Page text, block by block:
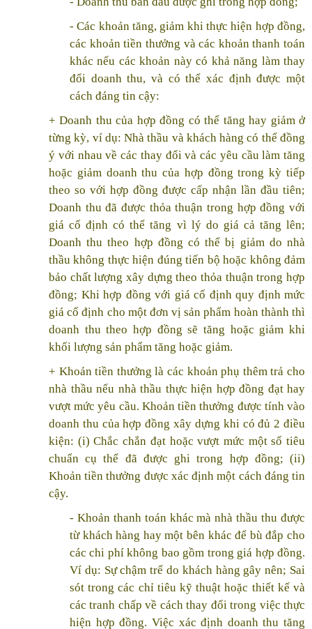
- Các khoản tăng, giảm khi thực hiện hợp đồng,
các khoản tiền thưởng và các khoản thanh toán
khác nếu các khoản này có khả năng làm thay
đổi doanh thu, và có thể xác định được một
cách đáng tin cậy:
+ Doanh thu của hợp đồng có thể tăng hay giảm ở
từng kỳ, ví dụ: Nhà thầu và khách hàng có thể đồng
ý với nhau về các thay đổi và các yêu cầu làm tăng
hoặc giảm doanh thu của hợp đồng trong kỳ tiếp
theo so với hợp đồng được cấp nhận lần đầu tiên;
Doanh thu đã được thỏa thuận trong hợp đồng với
giá cố định có thể tăng vì lý do giá cả tăng lên;
Doanh thu theo hợp đồng có thể bị giảm do nhà
thầu không thực hiện đúng tiến bộ hoặc không đảm
bảo chất lượng xây dựng theo thỏa thuận trong hợp
đồng; Khi hợp đồng với giá cố định quy định mức
giá cố định cho một đơn vị sản phẩm hoàn thành thì
doanh thu theo hợp đồng sẽ tăng hoặc giảm khi
khối lượng sản phẩm tăng hoặc giảm.
+ Khoản tiền thưởng là các khoản phụ thêm trả cho
nhà thầu nếu nhà thầu thực hiện hợp đồng đạt hay
vượt mức yêu cầu. Khoản tiền thưởng được tính vào
doanh thu của hợp đồng xây dựng khi có đủ 2 điều
kiện: (i) Chắc chắn đạt hoặc vượt mức một số tiêu
chuẩn cụ thể đã được ghi trong hợp đồng; (ii)
Khoản tiền thưởng được xác định một cách đáng tin
cậy.
- Khoản thanh toán khác mà nhà thầu thu được
từ khách hàng hay một bên khác để bù đắp cho
các chi phí không bao gồm trong giá hợp đồng.
Ví dụ: Sự chậm trể do khách hàng gây nên; Sai
sót trong các chỉ tiêu kỹ thuật hoặc thiết kế và
các tranh chấp về cách thay đổi trong việc thực
hiện hợp đồng. Việc xác định doanh thu tăng